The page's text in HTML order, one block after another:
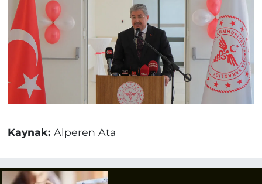
Kaynak: Alperen Ata